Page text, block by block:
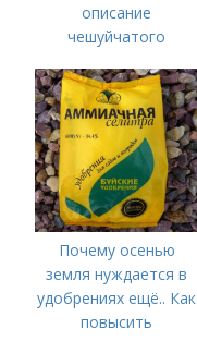
описание
чешуйчатого
Почему осенью
земля нуждается в
удобрениях ещё.. Как
повысить